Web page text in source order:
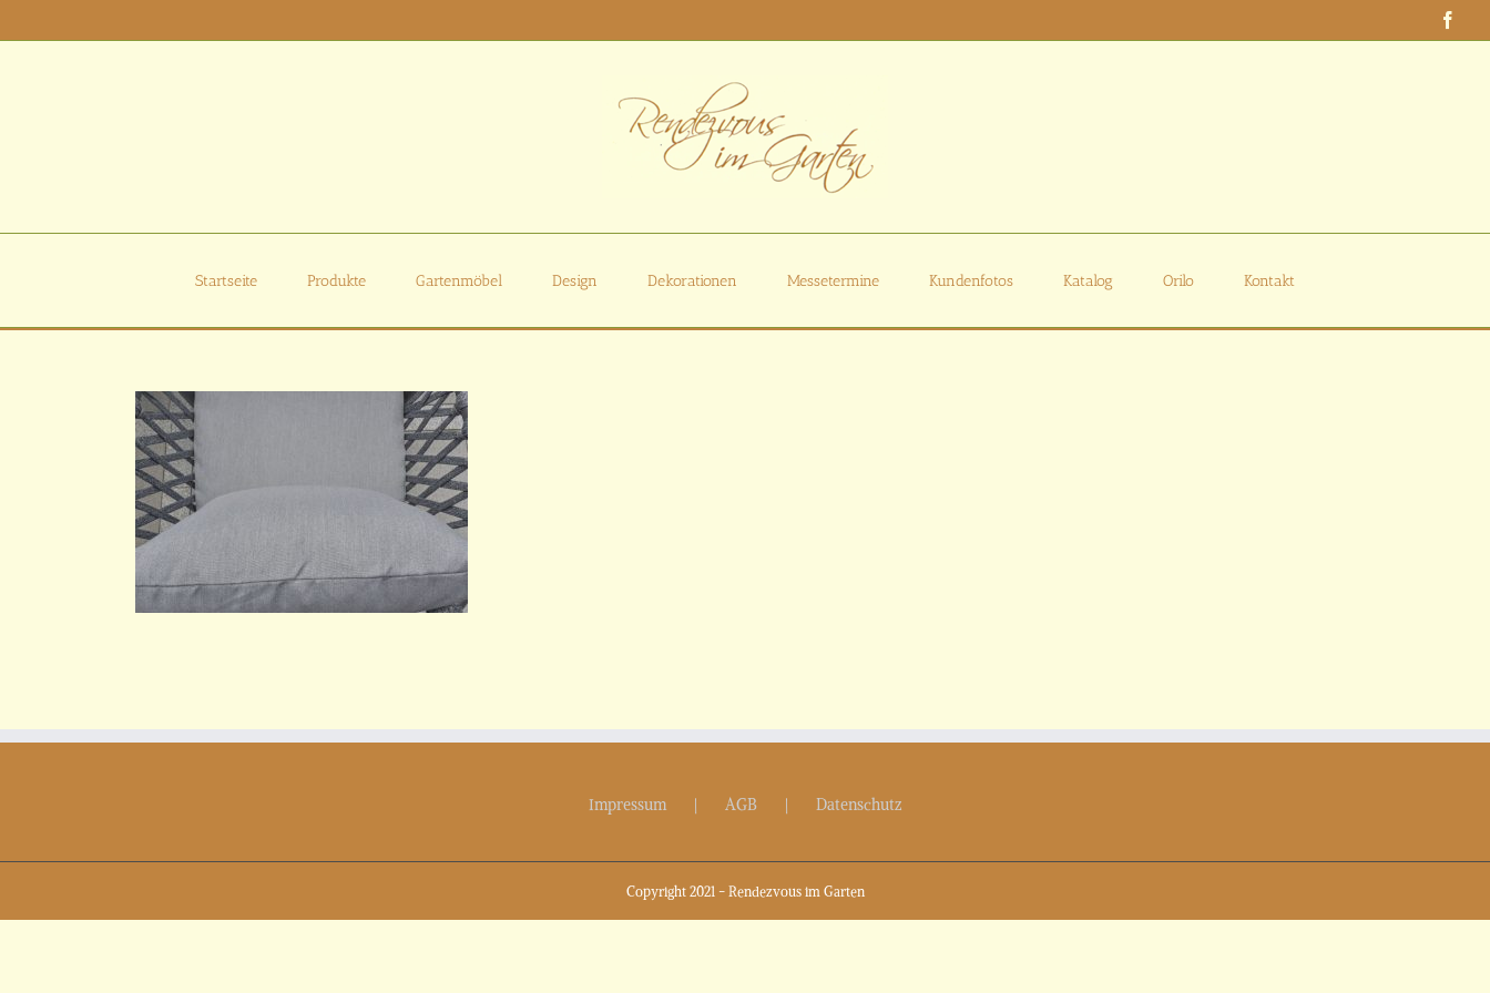
Inhalt
Startseite Produkte Gartenmöbel Design Dekorationen Messetermine Kundenfotos Katalog Orilo Kontakt
Impressum AGB Datenschutz
Copyright 2021 - Rendezvous im Garten